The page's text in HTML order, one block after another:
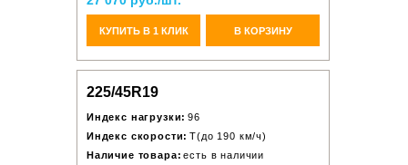
КУПИТЬ В 1 КЛИК В КОРЗИНУ
225/45R19
Индекс нагрузки: 96
Индекс скорости: T(до 190 км/ч)
Наличие товара: есть в наличии